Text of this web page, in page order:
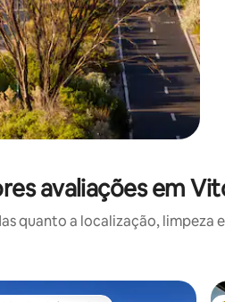
avaliações em
quanto a localização, limpeza